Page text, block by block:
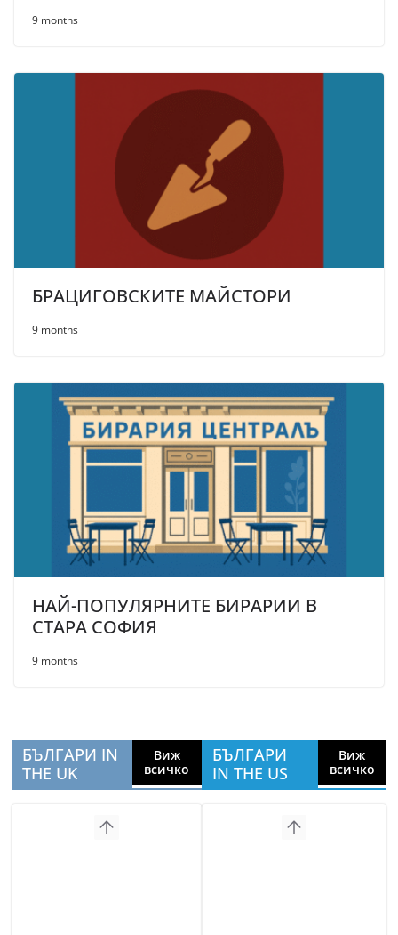
9 months
БРАЦИГОВСКИТЕ МАЙСТОРИ
9 months
НАЙ-ПОПУЛЯРНИТЕ БИРАРИИ В
СТАРА СОФИЯ
9 months
БЪЛГАРИ IN
THE UK
Виж
всичко
БЪЛГАРИ
IN THE US
Виж
всичко